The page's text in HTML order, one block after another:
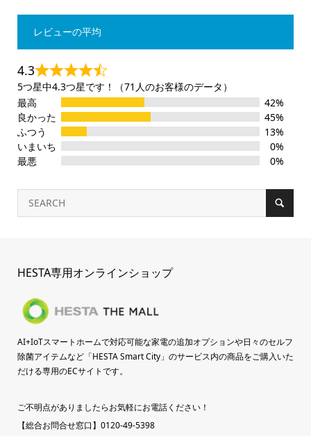
レビューの平均
4.3
5つ星中4.3つ星です！（71人のお客様のデータ）
最高
42%
良かった
45%
ふつう
13%
いまいち
0%
最悪
0%
HESTA専用オンラインショップ
AI+IoTスマートホームで対応可能な家電の追加オプションや日々のセルフ
除菌アイテムなど「HESTA Smart City」のサービス内の商品をご購入いた
だける専用のECサイトです。
ご不明点がありましたらお気軽にお電話ください！
【総合お問合せ窓口】0120-49-5398